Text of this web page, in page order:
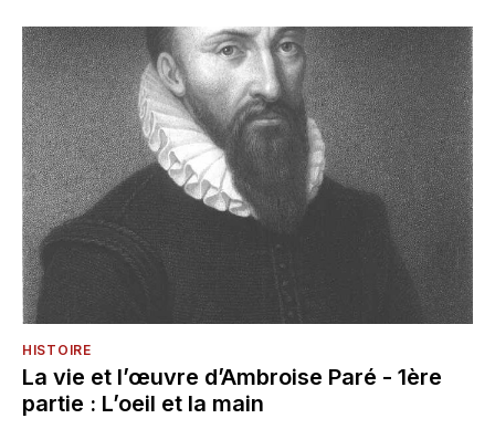
HISTOIRE
La vie et l’œuvre d’Ambroise Paré - 1ère
partie : L’oeil et la main